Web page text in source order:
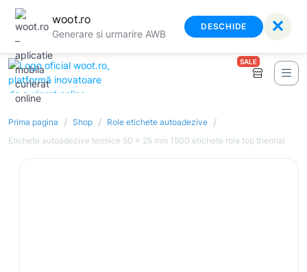
woot.ro
Generare si urmarire AWB
DESCHIDE ✕
SALE
Prima pagina / Shop / Role etichete autoadezive /
Etichete autoadezive termice 50 x 25 mm 1500 etichete rola top thermal